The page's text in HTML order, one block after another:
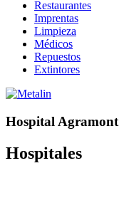
Restaurantes
Imprentas
Limpieza
Médicos
Repuestos
Extintores
Hospital Agramont
Hospitales